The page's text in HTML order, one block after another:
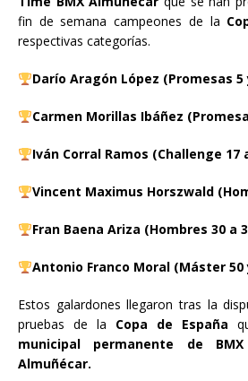
fin de semana campeones de la
respectivas categorías.
Darío Aragón López (Promesas 5
Carmen Morillas Ibáñez
Iván Corral Ramos (Challenge 17
Vincent Maximus Horszwald
Fran Baena Ariza (Hombres 30 a
Antonio Franco Moral (Máster 50
Estos galardones llegaron tras la
pruebas de la Copa de España
municipal permanente de
Almuñécar.